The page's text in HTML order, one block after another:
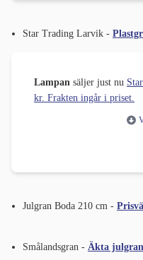
Star Trading Larvik -
Lampan säljer just nu
kr. Frakten ingår i priset.
Julgran Boda 210 cm -
Smålandsgran - Äkta